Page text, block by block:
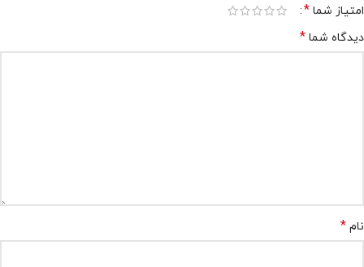
امتیاز شما *
دیدگاه شما *
نام *